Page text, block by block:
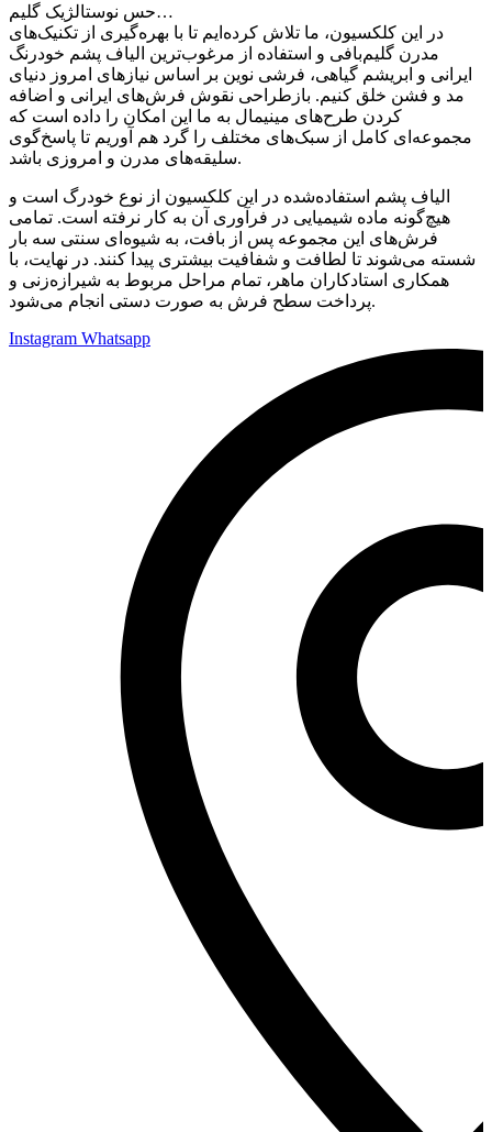
حس نوستالژیک گلیم…
در این کلکسیون، ما تلاش کرده‌ایم تا با بهره‌گیری از تکنیک‌های
مدرن گلیم‌بافی و استفاده از مرغوب‌ترین الیاف پشم خودرنگ
ایرانی و ابریشم گیاهی، فرشی نوین بر اساس نیازهای امروز دنیای
مد و فشن خلق کنیم. بازطراحی نقوش فرش‌های ایرانی و اضافه
کردن طرح‌های مینیمال به ما این امکان را داده است که
مجموعه‌ای کامل از سبک‌های مختلف را گرد هم آوریم تا پاسخ‌گوی
سلیقه‌های مدرن و امروزی باشد.
الیاف پشم استفاده‌شده در این کلکسیون از نوع خودرگ است و
هیچ‌گونه ماده شیمیایی در فرآوری آن به کار نرفته است. تمامی
فرش‌های این مجموعه پس از بافت، به شیوه‌ای سنتی سه بار
شسته می‌شوند تا لطافت و شفافیت بیشتری پیدا کنند. در نهایت، با
همکاری استادکاران ماهر، تمام مراحل مربوط به شیرازه‌زنی و
پرداخت سطح فرش به صورت دستی انجام می‌شود.
Instagram Whatsapp